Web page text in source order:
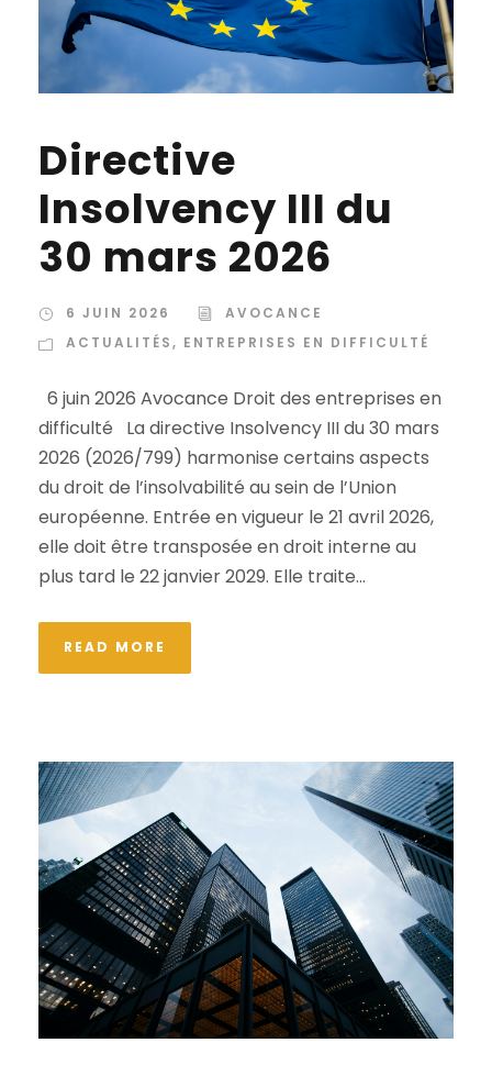
Directive
Insolvency III du
30 mars 2026
6 JUIN 2026
AVOCANCE
ACTUALITÉS, ENTREPRISES EN DIFFICULTÉ
6 juin 2026 Avocance Droit des entreprises en
difficulté La directive Insolvency III du 30 mars
2026 (2026/799) harmonise certains aspects
du droit de l’insolvabilité au sein de l’Union
européenne. Entrée en vigueur le 21 avril 2026,
elle doit être transposée en droit interne au
plus tard le 22 janvier 2029. Elle traite...
READ MORE